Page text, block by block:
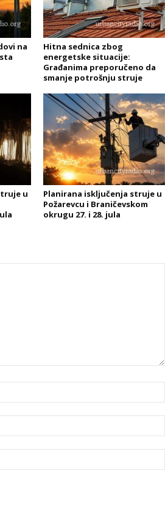
na
Hitna sednica zbog
energetske situacije:
Građanima preporučeno da
smanje potrošnju struje
u
Planirana isključenja struje u
Požarevcu i Braničevskom
okrugu 27. i 28. jula